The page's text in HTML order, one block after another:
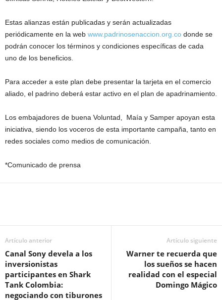
Estas alianzas están publicadas y serán actualizadas
periódicamente en la web www.padrinosenaccion.org.co donde se
podrán conocer los términos y condiciones específicas de cada
uno de los beneficios.
Para acceder a este plan debe presentar la tarjeta en el comercio
aliado, el padrino deberá estar activo en el plan de apadrinamiento.
Los embajadores de buena Voluntad, Maía y Samper apoyan esta
iniciativa, siendo los voceros de esta importante campaña, tanto en
redes sociales como medios de comunicación.
*Comunicado de prensa
Artículo anterior
Canal Sony devela a los
inversionistas
participantes en Shark
Tank Colombia:
negociando con tiburones
Artículo siguiente
Warner te recuerda que
los sueños se hacen
realidad con el especial
Domingo Mágico